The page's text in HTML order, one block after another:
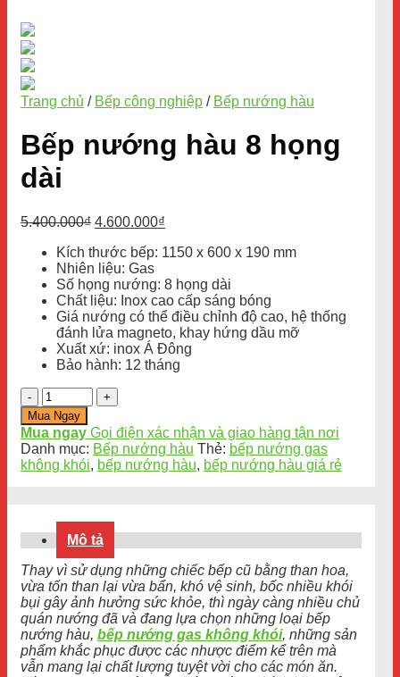
Trang chủ / Bếp công nghiệp / Bếp nướng hàu
Bếp nướng hàu 8 họng
dài
5.400.000₫ Giá
là:
5.400.000₫.
4.600.000₫
tại
4.600.000₫.
Kích thước bếp: 1150 x 600 x 190 mm
Nhiên liệu: Gas
Số họng nướng: 8 họng dài
Chất liệu: Inox cao cấp sáng bóng
Giá nướng có thể điều chỉnh độ cao, hệ thống
đánh lửa magneto, khay hứng dầu mỡ
Xuất xứ: inox Á Đông
Bảo hành: 12 tháng
Số
lượng
Mua Ngay
Mua ngay Gọi điện xác nhận và giao hàng tận nơi
Danh mục: Bếp nướng hàu Thẻ: bếp nướng gas
không khói, bếp nướng hàu, bếp nướng hàu giá rẻ
Mô tả
Thay vì sử dụng những chiếc bếp cũ bằng than hoa,
vừa tốn than lại vừa bẩn, khó vệ sinh, bốc nhiều khói
bụi gây ảnh hưởng sức khỏe, thì ngày càng nhiều chủ
quán nướng đã và đang lựa chọn những loại bếp
nướng hàu, bếp nướng gas không khói, những sản
phẩm khắc phục được các nhược điểm kể trên mà
vẫn mang lại chất lượng tuyệt vời cho các món ăn.